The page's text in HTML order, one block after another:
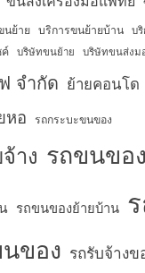
นย้าย บริการขนย้ายบ้าน บ
ค์ บริษัทขนย้าย บริษัทขนส่งม
จำกัด ย้ายคอนโด
หอ รถกระบะขนของ
าง รถขนของ
รถขนของย้ายบ้าน
ของ รถรับจ้าง